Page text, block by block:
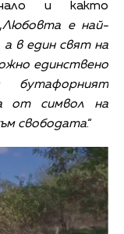
и както
Любовта е най-
в един свят на
единствено
от символ на
свободата.“